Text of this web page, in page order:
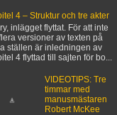
4 – Struktur och tre akter
inlägget flyttat. För att inte
versioner av texten på
ställen är inledningen av
4 flyttad till sajten för bo...
VIDEOTIPS: Tre
timmar med
manusmästaren
Robert McKee